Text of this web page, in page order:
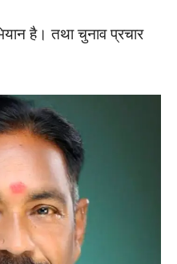
है। तथा चुनाव प्रचार